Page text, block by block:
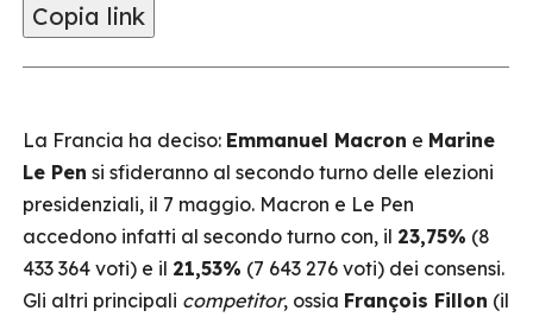
Copia link
La Francia ha deciso: Emmanuel Macron e Marine
Le Pen si sfideranno al secondo turno delle elezioni
presidenziali, il 7 maggio. Macron e Le Pen
accedono infatti al secondo turno con, il 23,75% (8
433 364 voti) e il 21,53% (7 643 276 voti) dei consensi.
Gli altri principali competitor, ossia François Fillon (il